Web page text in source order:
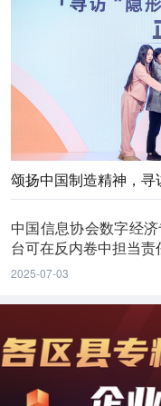
颂扬中国制造精神，寻
中国信息协会数字经
台可在反内卷中担当责
2025-07-03